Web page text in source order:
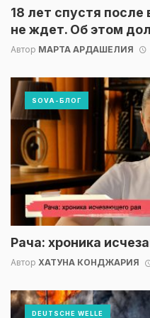
18 лет спустя после
не ждет. Об этом
Автор МАРТА АРДАШЕЛИЯ
Рача: хроника
Автор ХАТУНА КОНДЖАРИЯ
SOVA-БЛОГ
DEUTSCHE WELLE